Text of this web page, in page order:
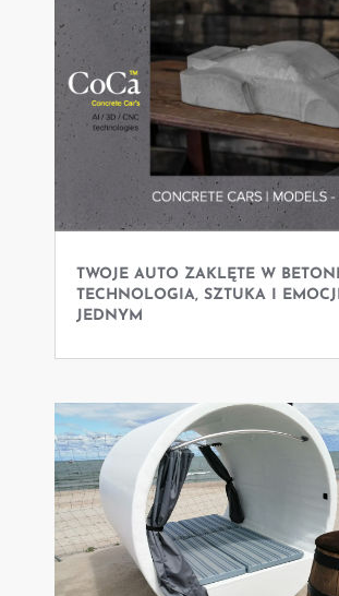
TWOJE AUTO ZAKLĘTE W
TECHNOLOGIA, SZTUKA I
JEDNYM